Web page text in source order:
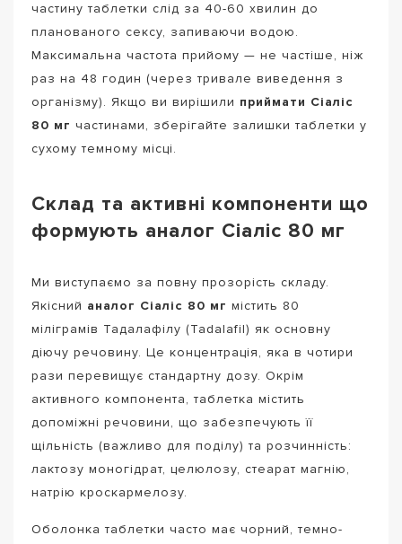
частину таблетки слід за 40-60 хвилин до
планованого сексу, запиваючи водою.
Максимальна частота прийому — не частіше, ніж
раз на 48 годин (через тривале виведення з
організму). Якщо ви вирішили приймати Сіаліс
80 мг частинами, зберігайте залишки таблетки у
сухому темному місці.
Склад та активні компоненти що
формують аналог Сіаліс 80 мг
Ми виступаємо за повну прозорість складу.
Якісний аналог Сіаліс 80 мг містить 80
міліграмів Тадалафілу (Tadalafil) як основну
діючу речовину. Це концентрація, яка в чотири
рази перевищує стандартну дозу. Окрім
активного компонента, таблетка містить
допоміжні речовини, що забезпечують її
щільність (важливо для поділу) та розчинність:
лактозу моногідрат, целюлозу, стеарат магнію,
натрію кроскармелозу.
Оболонка таблетки часто має чорний, темно-